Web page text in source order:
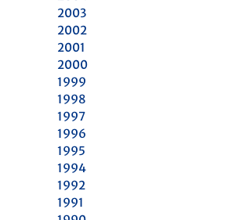
2003
2002
2001
2000
1999
1998
1997
1996
1995
1994
1992
1991